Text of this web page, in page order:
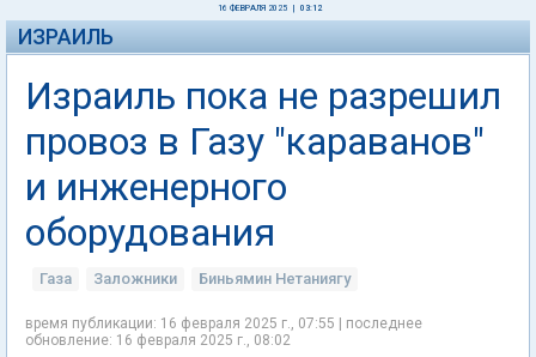
16 ФЕВРАЛЯ 2025 03:12
ИЗРАИЛЬ
Израиль пока не разрешил
провоз в Газу "караванов"
и инженерного
оборудования
Газа Заложники Биньямин Нетаниягу
время публикации: 16 февраля 2025 г., 07:55 | последнее
обновление: 16 февраля 2025 г., 08:02